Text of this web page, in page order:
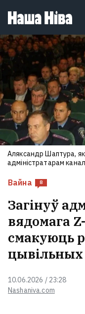
Вайна 8
Nashaniva.com
10.06.2026 / 23:28
Загінуў
вядомага
смакуюць
цывільных
Аляксандр Шаптура,
адміністратарам
Статкевіч:
масавыя
будуць
2020‑м. А ЕС
верыць
27‑гадовага
10 дзён,
У Маскве
Плахатнюка, які